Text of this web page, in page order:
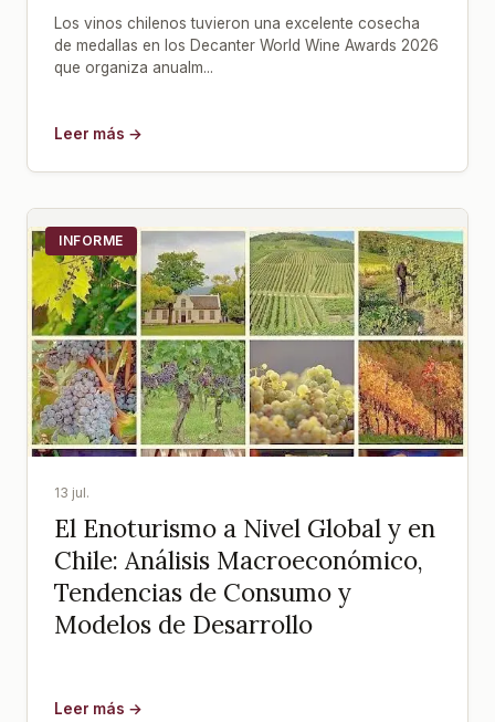
Los vinos chilenos tuvieron una excelente cosecha
de medallas en los Decanter World Wine Awards 2026
que organiza anualm...
Leer más →
INFORME
13 jul.
El Enoturismo a Nivel Global y en
Chile: Análisis Macroeconómico,
Tendencias de Consumo y
Modelos de Desarrollo
Leer más →